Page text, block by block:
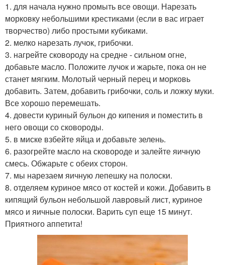
1. для начала нужно промыть все овощи. Нарезать
морковку небольшими крестиками (если в вас играет
творчество) либо простыми кубиками.
2. мелко нарезать лучок, грибочки.
3. нагрейте сковороду на средне - сильном огне,
добавьте масло. Положите лучок и жарьте, пока он не
станет мягким. Молотый черный перец и морковь
добавить. Затем, добавить грибочки, соль и ложку муки.
Все хорошо перемешать.
4. довести куриный бульон до кипения и поместить в
него овощи со сковороды.
5. в миске взбейте яйца и добавьте зелень.
6. разогрейте масло на сковороде и залейте яичную
смесь. Обжарьте с обеих сторон.
7. мы нарезаем яичную лепешку на полоски.
8. отделяем куриное мясо от костей и кожи. Добавить в
кипящий бульон небольшой лавровый лист, куриное
мясо и яичные полоски. Варить суп еще 15 минут.
Приятного аппетита!